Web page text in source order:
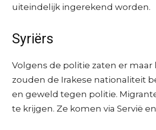
uiteindelijk ingerekend worden.
Syriërs
Volgens de politie zaten er
zouden de Irakese nationaliteit
en geweld tegen politie.
te krijgen. Ze komen via Servië